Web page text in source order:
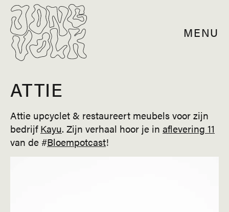
MENU
ATTIE
Attie upcyclet & restaureert meubels voor zijn
bedrijfKayu. Zijn verhaal hoor je in aflevering 11
van de #Bloempotcast!